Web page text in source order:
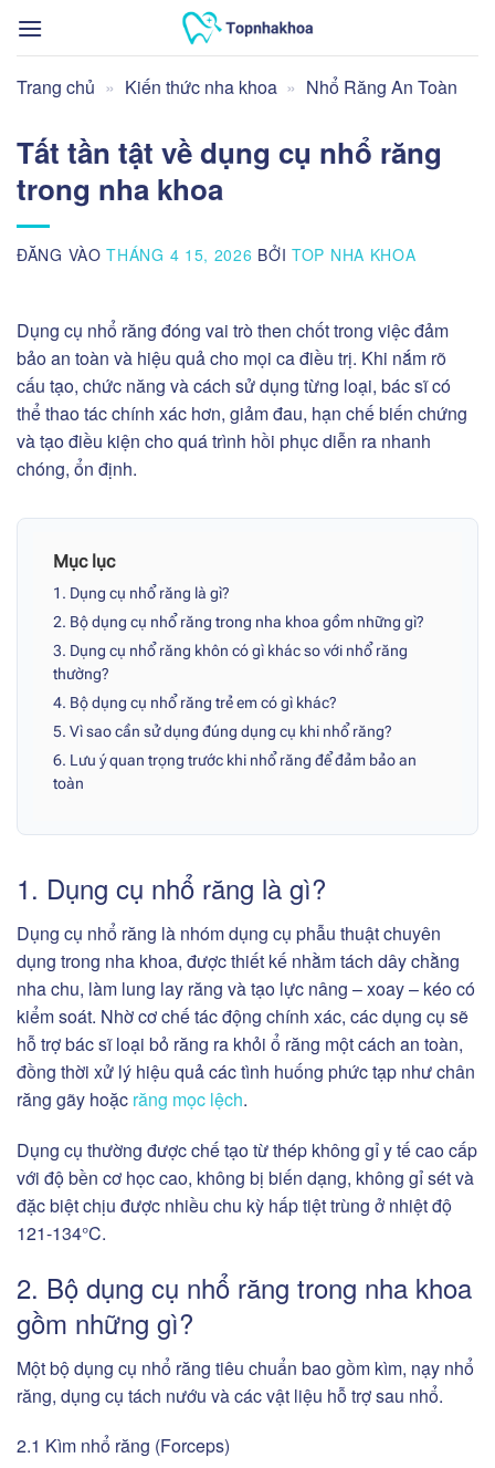
qua
dung
Trang chủ » Kiến thức nha khoa » Nhổ Răng An Toàn
Tất tần tật về dụng cụ nhổ răng
trong nha khoa
ĐĂNG VÀOTHÁNG 4 15, 2026 BỞITOP NHA KHOA
Dụng cụ nhổ răng đóng vai trò then chốt trong việc đảm
bảo an toàn và hiệu quả cho mọi ca điều trị. Khi nắm rõ
cấu tạo, chức năng và cách sử dụng từng loại, bác sĩ có
thể thao tác chính xác hơn, giảm đau, hạn chế biến chứng
và tạo điều kiện cho quá trình hồi phục diễn ra nhanh
chóng, ổn định.
Mục lục
1. Dụng cụ nhổ răng là gì?
2. Bộ dụng cụ nhổ răng trong nha khoa gồm những gì?
3. Dụng cụ nhổ răng khôn có gì khác so với nhổ răng
thường?
4. Bộ dụng cụ nhổ răng trẻ em có gì khác?
5. Vì sao cần sử dụng đúng dụng cụ khi nhổ răng?
6. Lưu ý quan trọng trước khi nhổ răng để đảm bảo an
toàn
1. Dụng cụ nhổ răng là gì?
Dụng cụ nhổ răng là nhóm dụng cụ phẫu thuật chuyên
dụng trong nha khoa, được thiết kế nhằm tách dây chằng
nha chu, làm lung lay răng và tạo lực nâng – xoay – kéo có
kiểm soát. Nhờ cơ chế tác động chính xác, các dụng cụ sẽ
hỗ trợ bác sĩ loại bỏ răng ra khỏi ổ răng một cách an toàn,
đồng thời xử lý hiệu quả các tình huống phức tạp như chân
răng gãy hoặc răng mọc lệch.
Dụng cụ thường được chế tạo từ thép không gỉ y tế cao cấp
với độ bền cơ học cao, không bị biến dạng, không gỉ sét và
đặc biệt chịu được nhiều chu kỳ hấp tiệt trùng ở nhiệt độ
121-134°C.
2. Bộ dụng cụ nhổ răng trong nha khoa
gồm những gì?
Một bộ dụng cụ nhổ răng tiêu chuẩn bao gồm kìm, nạy nhổ
răng, dụng cụ tách nướu và các vật liệu hỗ trợ sau nhổ.
2.1 Kìm nhổ răng (Forceps)